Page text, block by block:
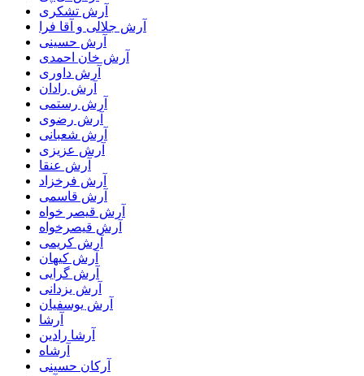
آرش تشکری
آرش جلالی و آقا فرا
آرش حسینی
آرش خان احمدی
آرش داوری
آرش رادان
آرش رستمى
آرش رضوی
آرش شعبانی
آرش عزیزی
آرش عنقا
آرش فرخزاد
آرش قاسمی
آرش قیصر خواه
آرش قیصرخواه
آرش کریمی
آرش کیهان
آرش گرایی
آرش یزدانی
آرش یوسفیان
آرشا
آرشا رادین
آرشاه
آرکان حسینی